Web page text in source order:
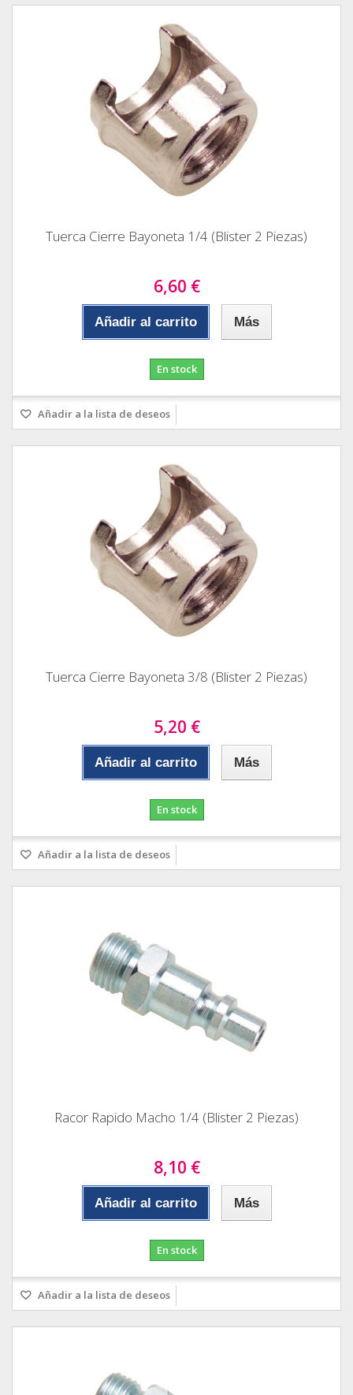
Tuerca Cierre Bayoneta 1/4 (Blister 2 Piezas)
6,60 €
Añadir al carrito Más
En stock
Añadir a la lista de deseos
Tuerca Cierre Bayoneta 3/8 (Blister 2 Piezas)
5,20 €
Añadir al carrito Más
En stock
Añadir a la lista de deseos
Racor Rapido Macho 1/4 (Blister 2 Piezas)
8,10 €
Añadir al carrito Más
En stock
Añadir a la lista de deseos